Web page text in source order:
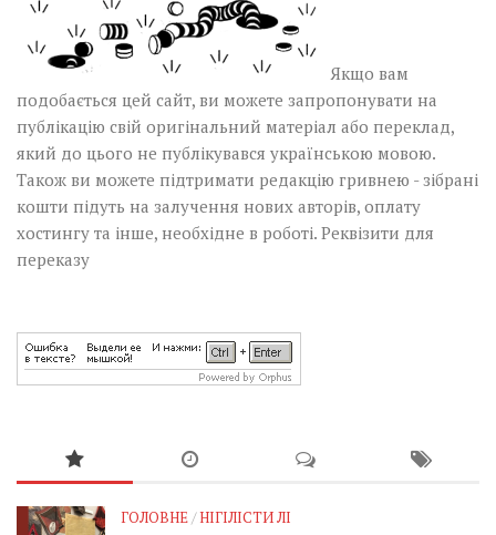
Якщо вам
подобається цей сайт, ви можете запропонувати на
публікацію свій оригінальний матеріал або переклад,
який до цього не публікувався українською мовою.
Також ви можете підтримати редакцію гривнею - зібрані
кошти підуть на залучення нових авторів, оплату
хостингу та інше, необхідне в роботі. Реквізити для
переказу
ГОЛОВНЕ/НІГІЛІСТИ ЛІ